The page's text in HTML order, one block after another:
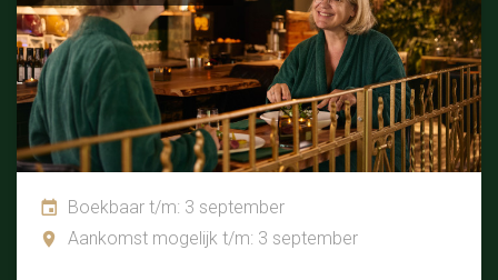
Boekbaar t/m: 3 september
Aankomst mogelijk t/m: 3 september